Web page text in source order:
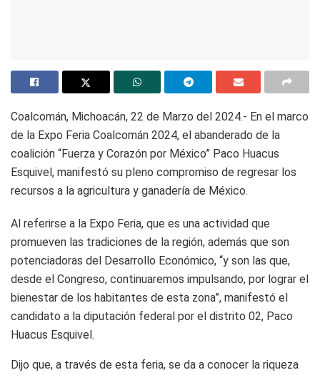
Coalcomán, Michoacán, 22 de Marzo del 2024.- En el marco
de la Expo Feria Coalcomán 2024, el abanderado de la
coalición “Fuerza y Corazón por México” Paco Huacus
Esquivel, manifestó su pleno compromiso de regresar los
recursos a la agricultura y ganadería de México.
Al referirse a la Expo Feria, que es una actividad que
promueven las tradiciones de la región, además que son
potenciadoras del Desarrollo Económico, “y son las que,
desde el Congreso, continuaremos impulsando, por lograr el
bienestar de los habitantes de esta zona”, manifestó el
candidato a la diputación federal por el distrito 02, Paco
Huacus Esquivel.
Dijo que, a través de esta feria, se da a conocer la riqueza